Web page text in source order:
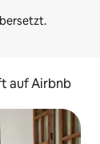
auf Airbnb